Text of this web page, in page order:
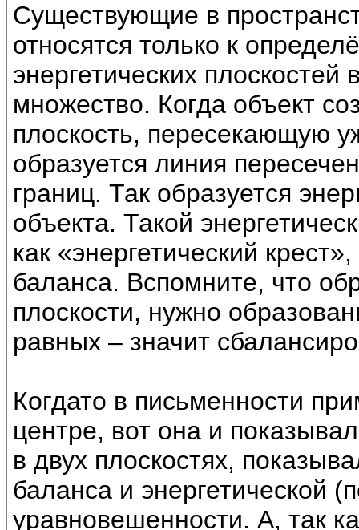
Существующие в
относятся только к
энергетических
множество. Когда объект
плоскость, пересекающую
образуется линия
границ. Так образуется
объекта. Такой
как «энергетический
баланса. Вспомните, что
плоскости, нужно
равных – значит
Когдато в письменности
центре, вот она и
в двух плоскостях,
баланса и энергетической
уравновешенности. А, так